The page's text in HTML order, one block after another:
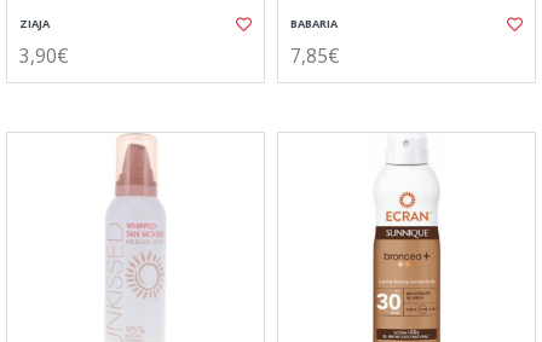
ZIAJA
3,90€
BABARIA
7,85€